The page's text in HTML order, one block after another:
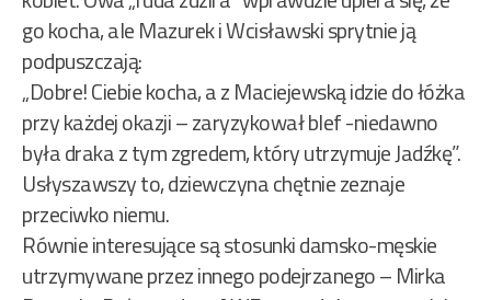
go kocha, ale Mazurek i Wcisławski sprytnie ją
podpuszczają:
„Dobre! Ciebie kocha, a z Maciejewską idzie do łóżka
przy każdej okazji – zaryzykował blef -niedawno
była draka z tym zgredem, który utrzymuje Jadźkę”.
Usłyszawszy to, dziewczyna chętnie zeznaje
przeciwko niemu.
Równie interesujące są stosunki damsko-męskie
utrzymywane przez innego podejrzanego – Mirka